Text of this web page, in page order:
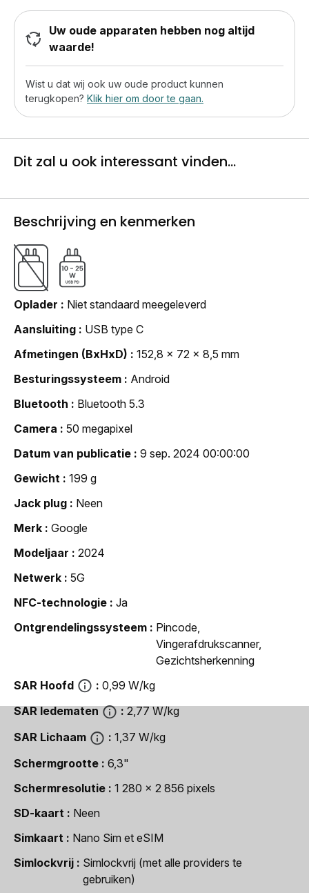
Uw oude apparaten hebben nog altijd
waarde!
Wist u dat wij ook uw oude product kunnen
terugkopen? Klik hier om door te gaan.
Dit zal u ook interessant vinden...
Beschrijving en kenmerken
Oplader
Niet standaard meegeleverd
Aansluiting
USB type C
Afmetingen (BxHxD)
152,8 x 72 x 8,5 mm
Besturingssysteem
Android
Bluetooth
Bluetooth 5.3
Camera
50 megapixel
Datum van publicatie
9 sep. 2024 00:00:00
Gewicht
199 g
Jack plug
Neen
Merk
Google
Modeljaar
2024
Netwerk
5G
NFC-technologie
Ja
Ontgrendelingssysteem
Pincode,
Vingerafdrukscanner,
Gezichtsherkenning
SAR Hoofd
0,99 W/kg
SAR ledematen
2,77 W/kg
SAR Lichaam
1,37 W/kg
Schermgrootte
6,3"
Schermresolutie
1 280 x 2 856 pixels
SD-kaart
Neen
Simkaart
Nano Sim et eSIM
Simlockvrij
Simlockvrij (met alle providers te
gebruiken)